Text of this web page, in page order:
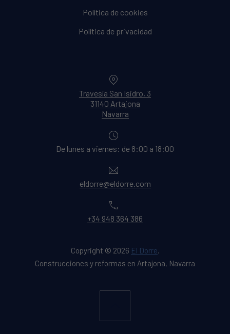
Política de cookies
Política de privacidad
Travesía San Isidro, 3
31140 Artajona
NavarraNew Window
De lunes a viernes: de 8:00 a 18:00
eldorre@eldorre.com
+34 948 364 386
Copyright © 2026 El Dorre.
Construcciones y reformas en Artajona, Navarra